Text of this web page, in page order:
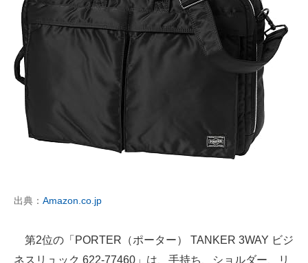
出典： Amazon.co.jp
第2位の「PORTER（ポーター） TANKER 3WAY ビジ
ネスリュック 622-77460」は、手持ち、ショルダー、リ